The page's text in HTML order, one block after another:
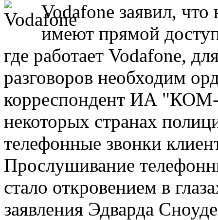
Vodafone заявил,
имеют прямой
где работает Vodafone,
разговоров необходим
корреспондент ИА
некоторых странах
телефонные звонки
Прослушивание
стало откровением в
заявления Эдварда